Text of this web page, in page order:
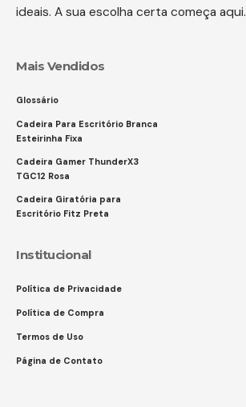
ideais. A sua escolha certa começa aqui.
Mais Vendidos
Glossário
Cadeira Para Escritório Branca
Esteirinha Fixa
Cadeira Gamer ThunderX3
TGC12 Rosa
Cadeira Giratória para
Escritório Fitz Preta
Institucional
Política de Privacidade
Política de Compra
Termos de Uso
Página de Contato